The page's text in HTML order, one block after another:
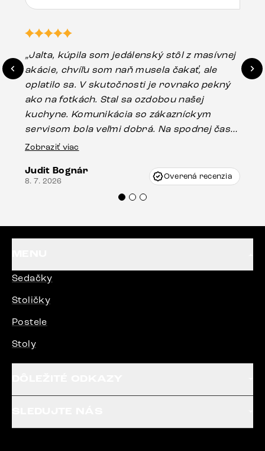
„Jalta, kúpila som jedálenský stôl z masívnej
akácie, chvíľu som naň musela čakať, ale
oplatilo sa. V skutočnosti je rovnako pekný
ako na fotkách. Stal sa ozdobou našej
kuchyne. Komunikácia so zákazníckym
servisom bola veľmi dobrá. Na spodnej časti
stola bolo malé poškodenie, pravdepodobne
Vincze pri riešení mojej záležitosti pristúpili
veľmi korektne. Odporúčam produkty Delife
Zobraziť viac
Judit Bognár
8. 7. 2026 Overená recenzia
Sedačky
Stoličky
Postele
Stoly